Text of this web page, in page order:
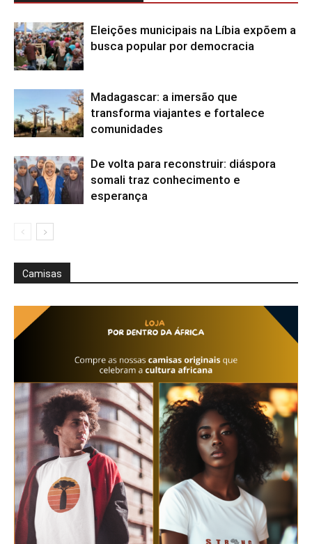
Eleições municipais na Líbia expõem a
busca popular por democracia
Madagascar: a imersão que
transforma viajantes e fortalece
comunidades
De volta para reconstruir: diáspora
somali traz conhecimento e
esperança
Camisas